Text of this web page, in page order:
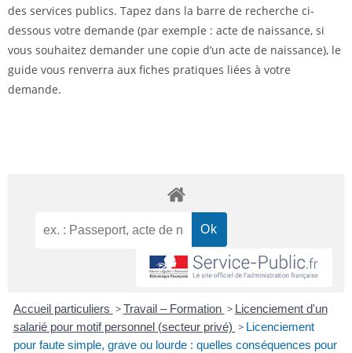
des services publics. Tapez dans la barre de recherche ci-
dessous votre demande (par exemple : acte de naissance, si
vous souhaitez demander une copie d’un acte de naissance), le
guide vous renverra aux fiches pratiques liées à votre
demande.
Accueil particuliers > Travail – Formation > Licenciement d'un
salarié pour motif personnel (secteur privé) > Licenciement
pour faute simple, grave ou lourde : quelles conséquences pour